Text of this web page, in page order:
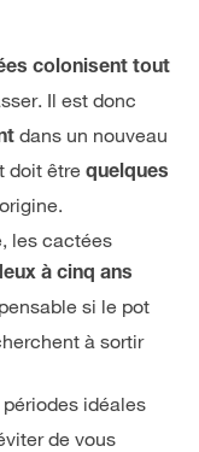
colonisent tout
Il est donc
dans un nouveau
doit être quelques
les cactées
à cinq ans
si le pot
à sortir
idéales
de vous